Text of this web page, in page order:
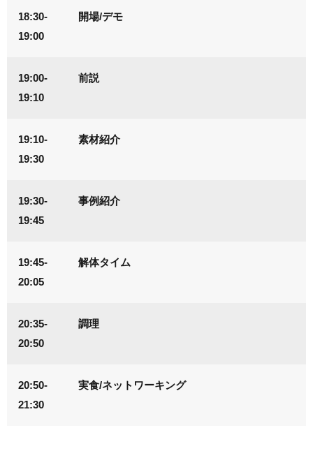
18:30-
19:00
開場/デモ
19:00-
19:10
前説
19:10-
19:30
素材紹介
19:30-
19:45
事例紹介
19:45-
20:05
解体タイム
20:35-
20:50
調理
20:50-
21:30
実食/ネットワーキング